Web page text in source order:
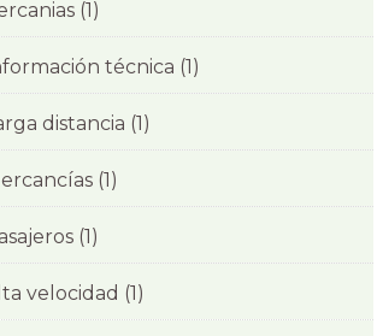
(1)
técnica (1)
distancia (1)
(1)
(1)
velocidad (1)